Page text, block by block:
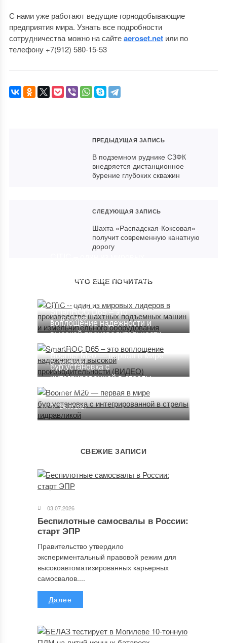
С нами уже работают ведущие горнодобывающие
предприятия мира. Узнать все подробности
сотрудничества можно на сайтеaeroset.netили по
телефону +7(912) 580-15-53
ПРЕДЫДУЩАЯ ЗАПИСЬ
В подземном руднике СЗФК
внедряется дистанционное
бурение глубоких скважин
СЛЕДУЮЩАЯ ЗАПИСЬ
Шахта «Распадская-Коксовая»
получит современную канатную
дорогу
ЧТО ЕЩЕ ПОЧИТАТЬ
шахтных подъемных машин и
оборудования
16.01.2022
SmartROC D65 – это
воплощение надежности и
высокой производительности
(ВИДЕО)
05.05.2021
Boomer M20 — первая в мире
бур.установка c
интегрированной в стрелы
гидравликой
24.03.2021
СВЕЖИЕ ЗАПИСИ
03.07.2026
Беспилотные самосвалы в России:
старт ЭПР
Правительство утвердило
экспериментальный правовой режим для
высокоавтоматизированных карьерных
самосвалов....
Далее